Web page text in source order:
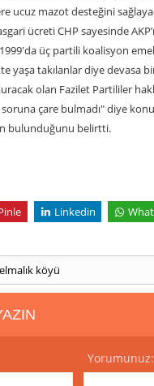
ucuz mazot desteğini
ücreti CHP sayesinde
üç partili koalisyon
yaşa takılanlar diye devasa
olan Fazilet Partililer
soruna çare bulmadı" diye
bulunduğunu belirtti.
Linkedin
elmalık köyü
Yorumunuz: